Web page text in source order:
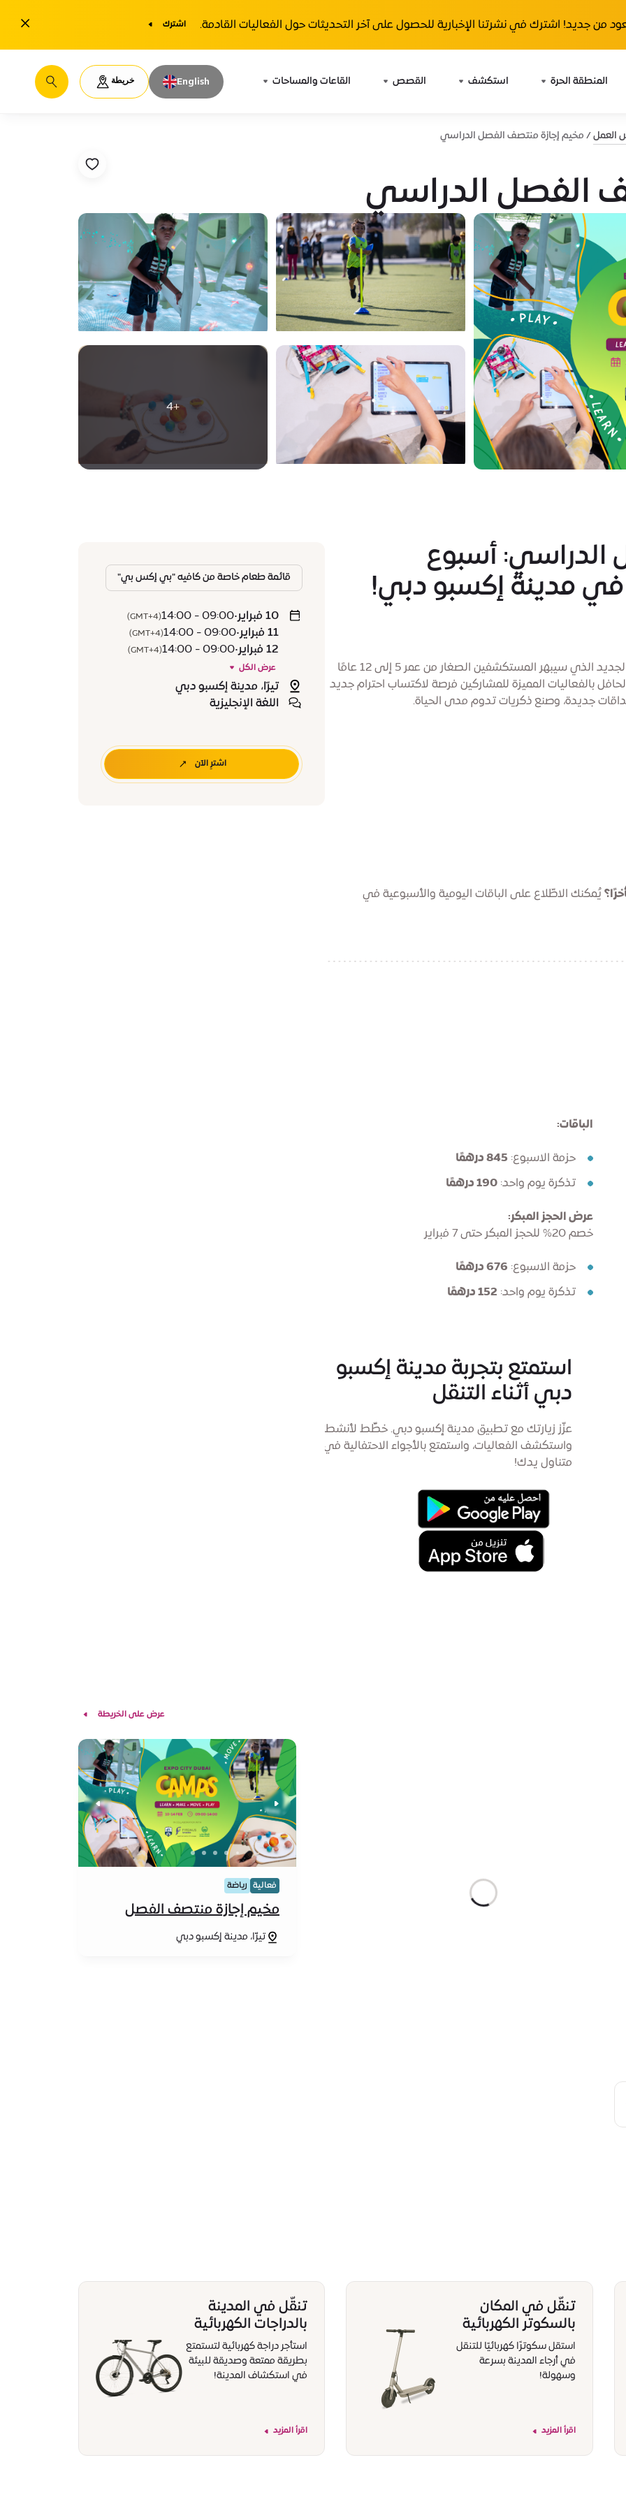
من جديد! اشترك في نشرتنا الإخبارية للحصول على آخر التحديثات حول الفعاليات القادمة. اشترك
المنطقة الحرة استكشف القصص القاعات والمساحات English خريطة
يبحث
العمل مخيم إجازة منتصف الفصل الدراسي
+4
الفصل الدراسي
10 فبراير •
09:00 - 14:00
(GMT+4)
11 فبراير •
09:00 - 14:00
(GMT+4)
12 فبراير •
09:00 - 14:00
(GMT+4)
عرض الكل
تيرّا، مدينة إكسبو دبي
اللغة الإنجليزية
قائمة طعام خاصة من كافيه "بي إكس بي"
اشترِ الآن
الدراسي: أسبوع
مدينة إكسبو دبي!
أسبوع مستكشفي الطبيعة: معسكر نصف الفصل الجديد الذي سيبهر المستكشفين الصغار من عمر 5 إلى 12 عامًا
بالفعاليات المميزة للمشاركين فرصة لاكتساب احترام جديد
جديدة، وصنع ذكريات تدوم مدى الحياة.
يُمكنك الاطّلاع على الباقات اليومية والأسبوعية في
الباقات:
حزمة الاسبوع: 845 درهمًا
تذكرة يوم واحد: 190 درهمًا
عرض الحجز المبكر:
خصم 20% للحجز المبكر حتى 7 فبراير
حزمة الاسبوع: 676 درهمًا
تذكرة يوم واحد: 152 درهمًا
استمتع بتجربة مدينة إكسبو
دبي أثناء التنقل
عزّز زيارتك مع تطبيق مدينة إكسبو دبي. خطِّط لأنشطتك،
واستكشف الفعاليات، واستمتع بالأجواء الاحتفالية في
متناول يدك!
عرض على الخريطة
فعالية رياضة
مخيم إجازة منتصف الفصل
الدراسي
تيرّا، مدينة إكسبو دبي
تنقّل في المكان
بالسكوتر الكهربائية
استقل سكوترًا كهربائيًا للتنقل
في أرجاء المدينة بسرعة
وسهولة!
اقرأ المزيد
تنقّل في المدينة
بالدراجات الكهربائية
استأجر دراجة كهربائية لتستمتع
بطريقة ممتعة وصديقة للبيئة
في استكشاف المدينة!
اقرأ المزيد